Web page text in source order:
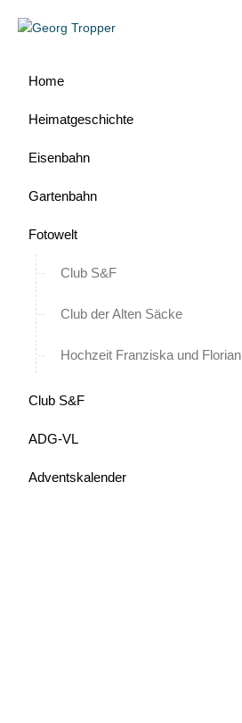
Home
Heimatgeschichte
Eisenbahn
Gartenbahn
Fotowelt
Club S&F
Club der Alten Säcke
Hochzeit Franziska und Florian
Club S&F
ADG-VL
Adventskalender